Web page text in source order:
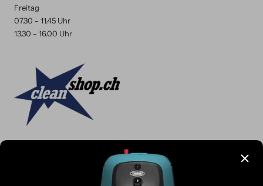
Freitag
07.30 - 11.45 Uhr
13.30 - 16.00 Uhr